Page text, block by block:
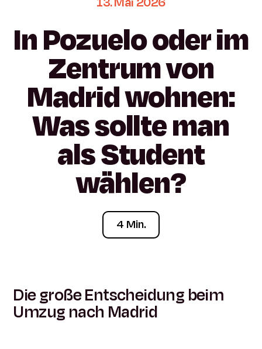
InPozuelooderim
Zentrumvon
Madridwohnen:
Wassollteman
alsStudent
wählen?
4 Min.
Die große Entscheidung beim
Umzug nach Madrid